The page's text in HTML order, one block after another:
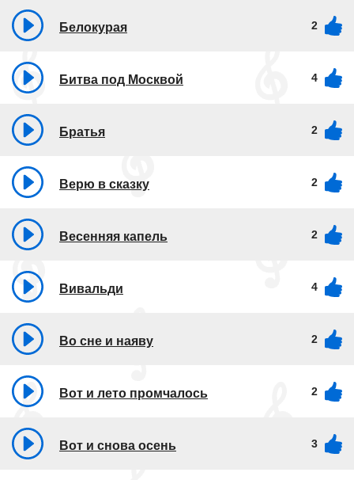
Белокурая 2
Битва под Москвой 4
Братья 2
Верю в сказку 2
Весенняя капель 2
Вивальди 4
Во сне и наяву 2
Вот и лето промчалось 2
Вот и снова осень 3